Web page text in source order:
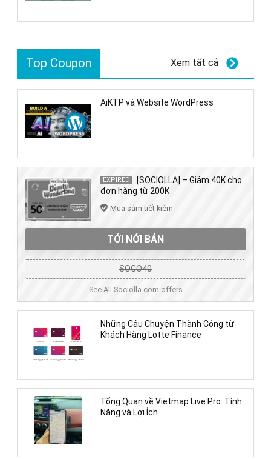
Top Coupon Xem tất cả
AiKTP và Website WordPress
EXPIRED
[SOCIOLLA] – Giảm 40K cho
đơn hàng từ 200K
Mua sắm tiết kiệm
TỚI NỚI BÁN
SOCO40
See All Sociolla.com offers
Những Câu Chuyện Thành Công từ
Khách Hàng Lotte Finance
Tổng Quan về Vietmap Live Pro: Tính
Năng và Lợi Ích